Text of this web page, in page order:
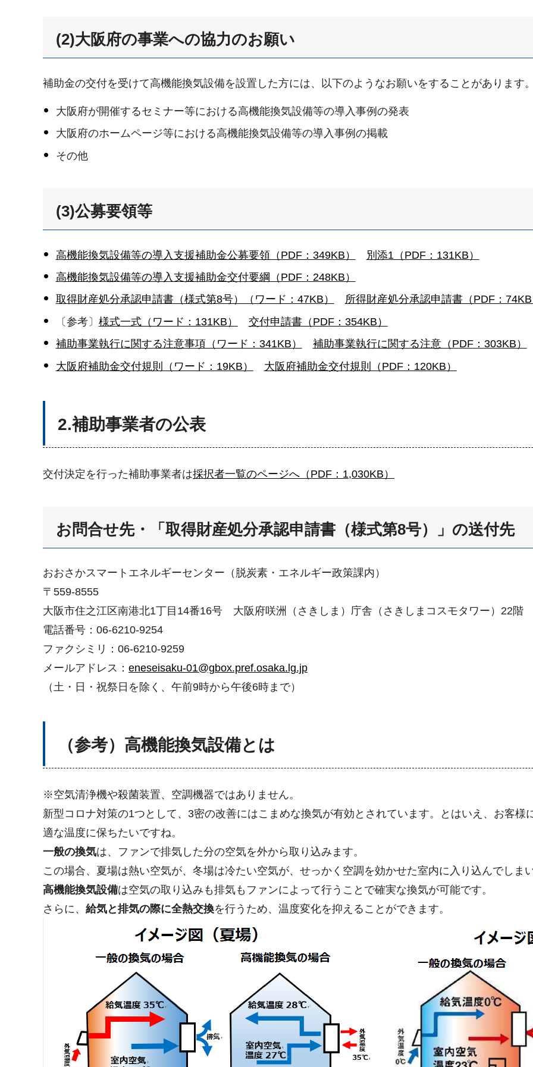
(2)大阪府の事業への協力のお願い
補助金の交付を受けて高機能換気設備を設置した方には、以下のようなお願いをすることがあります
大阪府が開催するセミナー等における高機能換気設備等の導入事例の発表
大阪府のホームページ等における高機能換気設備等の導入事例の掲載
その他
(3)公募要領等
高機能換気設備等の導入支援補助金公募要領（PDF：349KB）
別添1（PDF：131KB）
高機能換気設備等の導入支援補助金交付要綱（PDF：248KB）
取得財産処分承認申請書（様式第8号）（ワード：47KB）
所得財産処分承認申請書（PDF：
〔参考〕 様式一式（ワード：131KB）
交付申請書（PDF：354KB）
補助事業執行に関する注意事項（ワード：341KB）
補助事業執行に関する注意（PDF：303KB）
大阪府補助金交付規則（ワード：19KB）
大阪府補助金交付規則（PDF：120KB）
2.補助事業者の公表
交付決定を行った補助事業者は採択者一覧のページへ（PDF：1,030KB）
お問合せ先・「取得財産処分承認申請書（様式第8号）」の送付先
おおさかスマートエネルギーセンター（脱炭素・エネルギー政策課内）
〒559-8555
大阪市住之江区南港北1丁目14番16号 大阪府咲洲（さきしま）庁舎（さきしまコスモタワー）22階
電話番号：06-6210-9254
ファクシミリ：06-6210-9259
メールアドレス： eneseisaku-01@gbox.pref.osaka.lg.jp
（土・日・祝祭日を除く、午前9時から午後6時まで）
（参考） 高機能換気設備とは
※空気清浄機や殺菌装置、空調機器ではありません。
新型コロナ対策の1つとして、3密の改善にはこまめな換気が有効とされています。とはいえ、お客
適な温度に保ちたいですね。
一般の換気は、ファンで排気した分の空気を外から取り込みます。
この場合、夏場は熱い空気が、冬場は冷たい空気が、せっかく空調を効かせた室内に入り込んでしま
高機能換気設備は空気の取り込みも排気もファンによって行うことで確実な換気が可能です。
さらに、 給気と排気の際に全熱交換を行うため、温度変化を抑えることができます。